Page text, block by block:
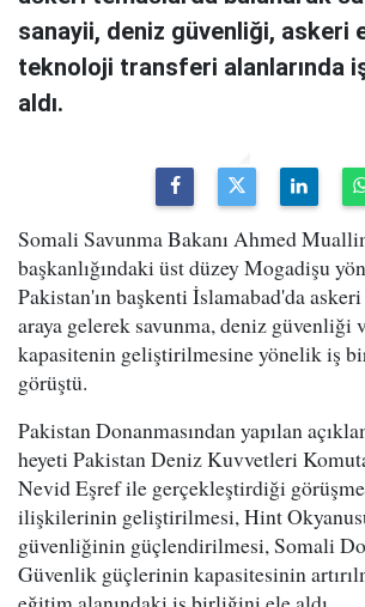
sanayii, deniz güvenliği, askeri
teknoloji transferi alanlarında
aldı.
Somali Savunma Bakanı Ahmed
başkanlığındaki üst düzey Mogadişu
Pakistan'ın başkenti İslamabad'da
araya gelerek savunma, deniz güvenliği
kapasitenin geliştirilmesine yönelik iş
görüştü.
Pakistan Donanmasından yapılan
heyeti Pakistan Deniz Kuvvetleri
Nevid Eşref ile gerçekleştirdiği
ilişkilerinin geliştirilmesi, Hint
güvenliğinin güçlendirilmesi, Somali
Güvenlik güçlerinin kapasitesinin